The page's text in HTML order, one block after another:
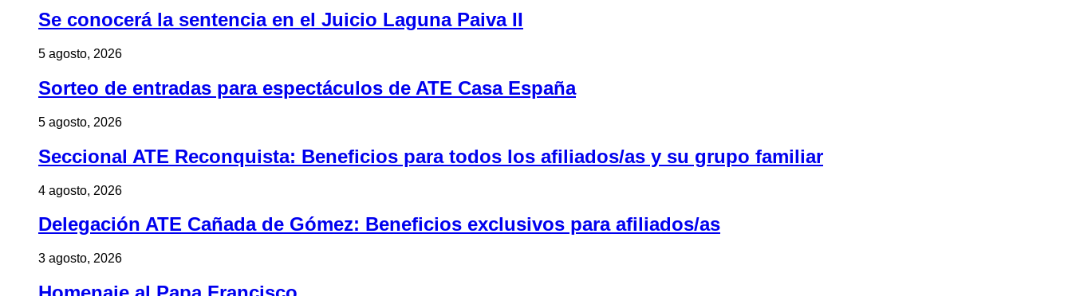
Se conocerá la sentencia en el Juicio Laguna Paiva II
5 agosto, 2026
Sorteo de entradas para espectáculos de ATE Casa España
5 agosto, 2026
Seccional ATE Reconquista: Beneficios para todos los afiliados/as y su grupo familiar
4 agosto, 2026
Delegación ATE Cañada de Gómez: Beneficios exclusivos para afiliados/as
3 agosto, 2026